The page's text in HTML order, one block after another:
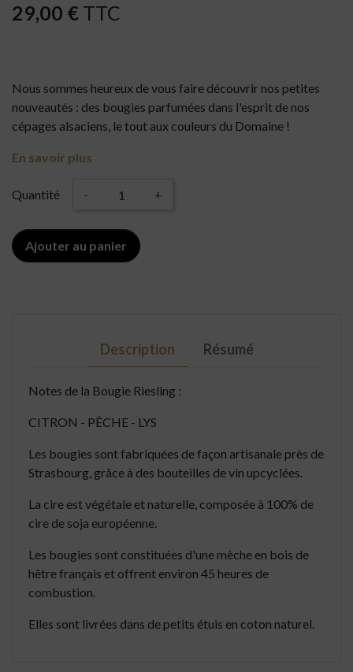
29,00 € TTC
Nous sommes heureux de vous faire découvrir nos petites
nouveautés : des bougies parfumées dans l'esprit de nos
cépages alsaciens, le tout aux couleurs du Domaine !
En savoir plus
Quantité - +
Ajouter au panier
Description Résumé
Notes de la Bougie Riesling :
CITRON - PÊCHE - LYS
Les bougies sont fabriquées de façon artisanale près de
Strasbourg, grâce à des bouteilles de vin upcyclées.
La cire est végétale et naturelle, composée à 100% de
cire de soja européenne.
Les bougies sont constituées d'une mèche en bois de
hêtre français et offrent environ 45 heures de
combustion.
Elles sont livrées dans de petits étuis en coton naturel.